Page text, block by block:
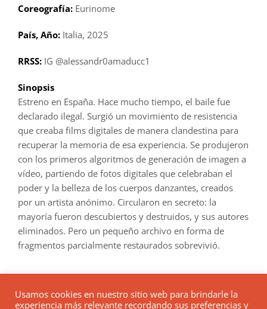
Coreografía:Eurinome
País, Año:Italia, 2025
RRSS:IG @alessandr0amaducc1
Sinopsis
Estreno en España. Hace mucho tiempo, el baile fue
declarado ilegal. Surgió un movimiento de resistencia
que creaba films digitales de manera clandestina para
recuperar la memoria de esa experiencia. Se produjeron
con los primeros algoritmos de generación de imagen a
vídeo, partiendo de fotos digitales que celebraban el
poder y la belleza de los cuerpos danzantes, creados
por un artista anónimo. Circularon en secreto: la
mayoría fueron descubiertos y destruidos, y sus autores
eliminados. Pero un pequeño archivo en forma de
fragmentos parcialmente restaurados sobrevivió.
Usamos cookies en nuestro sitio web para brindarle la
experiencia más relevante recordando sus preferencias y